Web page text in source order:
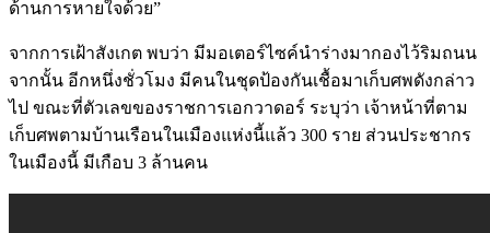
ด้านการหายใจด้วย”
จากการเฝ้าสังเกต พบว่า มีมอเตอร์ไซค์นำร่างมากองไว้ริมถนน
จากนั้น อีกหนึ่งชั่วโมง มีคนในชุดป้องกันเชื้อมาเก็บศพดังกล่าว
ไป ขณะที่ตัวเลขของราชการเอกวาดอร์ ระบุว่า เจ้าหน้าที่ตาม
เก็บศพตามบ้านเรือนในเมืองแห่งนี้แล้ว 300 ราย ส่วนประชากร
ในเมืองนี้ มีเกือบ 3 ล้านคน